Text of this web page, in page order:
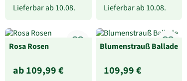
Lieferbar ab 10.08. Lieferbar ab 10.08.
Rosa Rosen
ab 109,99 €
Blumenstrauß Ballade
109,99 €